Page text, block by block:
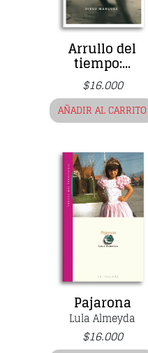
Arrullo del
tiempo:...
$16.000
AÑADIR AL CARRITO
Pajarona
$16.000
Lula Almeyda